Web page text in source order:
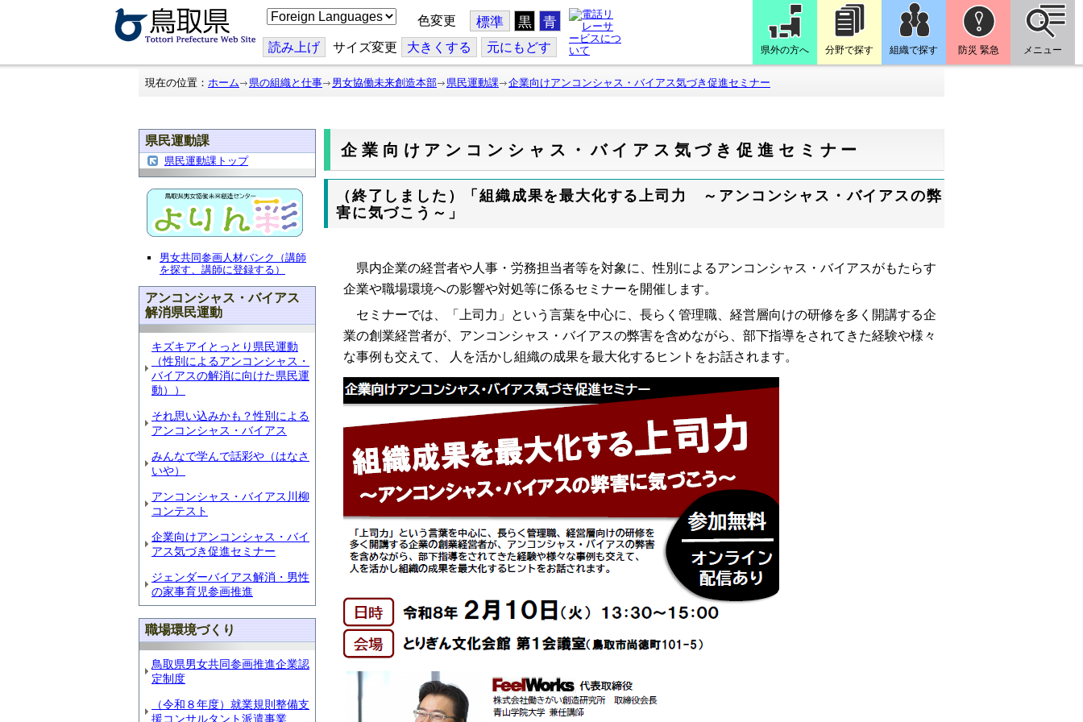
こ
の
ジ
を
翻
色変更 標準 黒 青
読み上げ サイズ変更 大きくする 元にもどす 県外の方へ 分野で探す 組織で探す 防災 緊急 メニュー
現在の位置： ホーム 県の組織と仕事 男女協働未来創造本部 県民運動課 企業向けアンコンシャス・バイアス気づき促進セミナー
県民運動課
県民運動課トップ
男女共同参画人材バンク（講師
を探す、講師に登録する）
アンコンシャス・バイアス
解消県民運動
キズキアイとっとり県民運動
（性別によるアンコンシャス・
バイアスの解消に向けた県民運
動））
それ思い込みかも？性別による
アンコンシャス・バイアス
みんなで学んで話彩や（はなさ
いや）
アンコンシャス・バイアス川柳
コンテスト
企業向けアンコンシャス・バイ
アス気づき促進セミナー
ジェンダーバイアス解消・男性
の家事育児参画推進
職場環境づくり
鳥取県男女共同参画推進企業認
定制度
（令和８年度）就業規則整備支
援コンサルタント派遣事業
企業向けアンコンシャス・バイアス気づき促進セミナー
（終了しました）「組織成果を最大化する上司力 ～アンコンシャス・バイアスの弊
害に気づこう～」
県内企業の経営者や人事・労務担当者等を対象に、性別によるアンコンシャス・バイアスがもたらす
企業や職場環境への影響や対処等に係るセミナーを開催します。
セミナーでは、「上司力」という言葉を中心に、長らく管理職、経営層向けの研修を多く開講する企
業の創業経営者が、アンコンシャス・バイアスの弊害を含めながら、部下指導をされてきた経験や様々
な事例も交えて、 人を活かし組織の成果を最大化するヒントをお話されます。